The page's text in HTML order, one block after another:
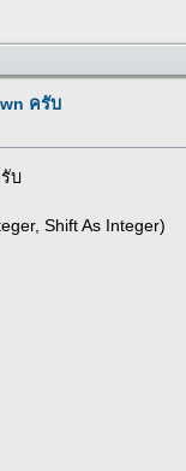
ครับ
บ
Shift As Integer)